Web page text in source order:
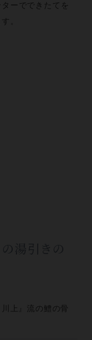
ーでできたてを
。
上』流の鱧の骨